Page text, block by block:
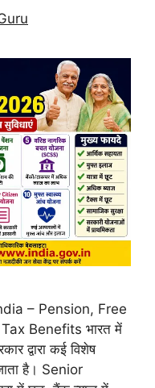
– Pension, Free
Benefits भारत में
द्वारा कई विशेष
है। Senior